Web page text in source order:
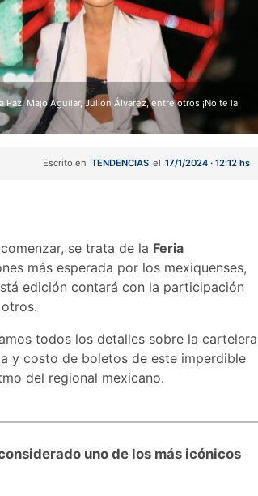
Majo Aguilar, Julión Álvarez, entre otros ¡No te la
Escrito en TENDENCIAS el 17/1/2024 · 12:12 hs
se trata de la Feria
más esperada por los mexiquenses,
edición contará con la participación
todos los detalles sobre la cartelera
y costo de boletos de este imperdible
del regional mexicano.
uno de los más icónicos